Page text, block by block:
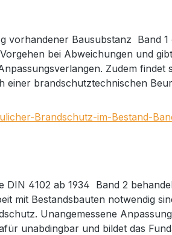
vorhandener Bausubstanz Band
bei Abweichungen und
Zudem
einer brandschutztechnischen
Brandschutz-im-Bestand-
DIN 4102 ab 1934 Band 2
mit Bestandsbauten notwendig
Unangemessene
unabdingbar und bildet das